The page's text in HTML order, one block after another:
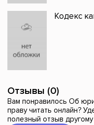
Кодекс
Отзывы (0)
Вам понравилось Об
праву читать онлайн?
полезный отзыв